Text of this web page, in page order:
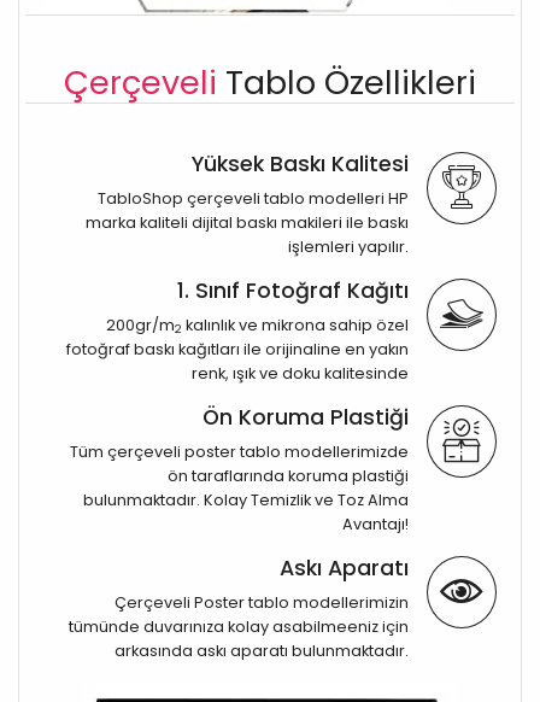
Çerçeveli Tablo Özellikleri
Yüksek Baskı Kalitesi
TabloShop çerçeveli tablo modelleri HP
marka kaliteli dijital baskı makileri ile baskı
işlemleri yapılır.
1. Sınıf Fotoğraf Kağıtı
200gr/m2 kalınlık ve mikrona sahip özel
fotoğraf baskı kağıtları ile orijinaline en yakın
renk, ışık ve doku kalitesinde
Ön Koruma Plastiği
Tüm çerçeveli poster tablo modellerimizde
ön taraflarında koruma plastiği
bulunmaktadır. Kolay Temizlik ve Toz Alma
Avantajı!
Askı Aparatı
Çerçeveli Poster tablo modellerimizin
tümünde duvarınıza kolay asabilmeeniz için
arkasında askı aparatı bulunmaktadır.